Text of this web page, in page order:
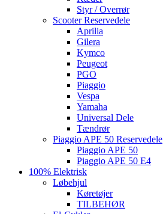
Styr / Overrør
Scooter Reservedele
Aprilia
Gilera
Kymco
Peugeot
PGO
Piaggio
Vespa
Yamaha
Universal Dele
Tændrør
Piaggio APE 50 Reservedele
Piaggio APE 50
Piaggio APE 50 E4
100% Elektrisk
Løbehjul
Køretøjer
TILBEHØR